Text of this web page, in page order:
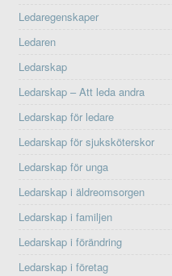
Ledaregenskaper
Ledaren
Ledarskap
Ledarskap – Att leda andra
Ledarskap för ledare
Ledarskap för sjuksköterskor
Ledarskap för unga
Ledarskap i äldreomsorgen
Ledarskap i familjen
Ledarskap i förändring
Ledarskap i företag